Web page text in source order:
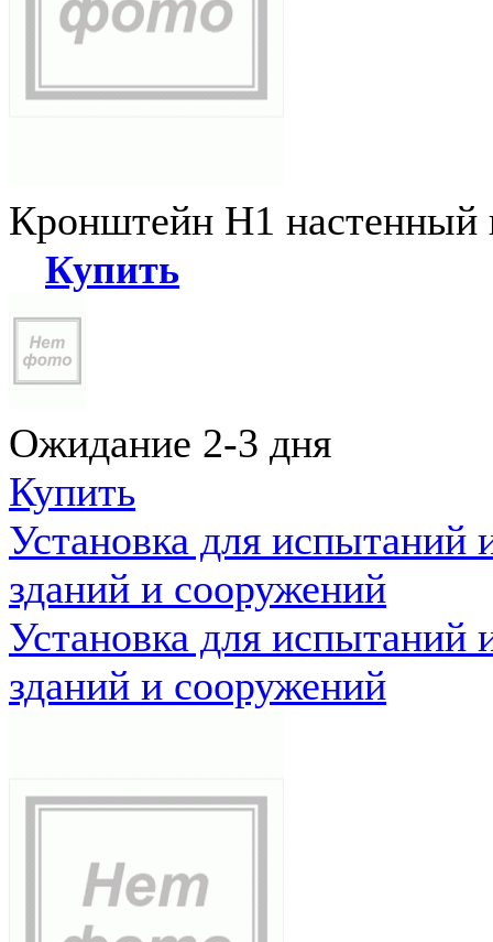
Кронштейн Н1
Купить
Ожидание 2-3 дня
Купить
Установка для испытаний
зданий и сооружений
Установка для испытаний
зданий и сооружений